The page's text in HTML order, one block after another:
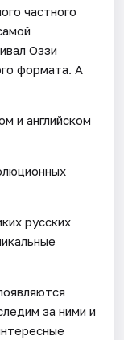
частного
Оззи
формата. А
и английском
русских
за ними и